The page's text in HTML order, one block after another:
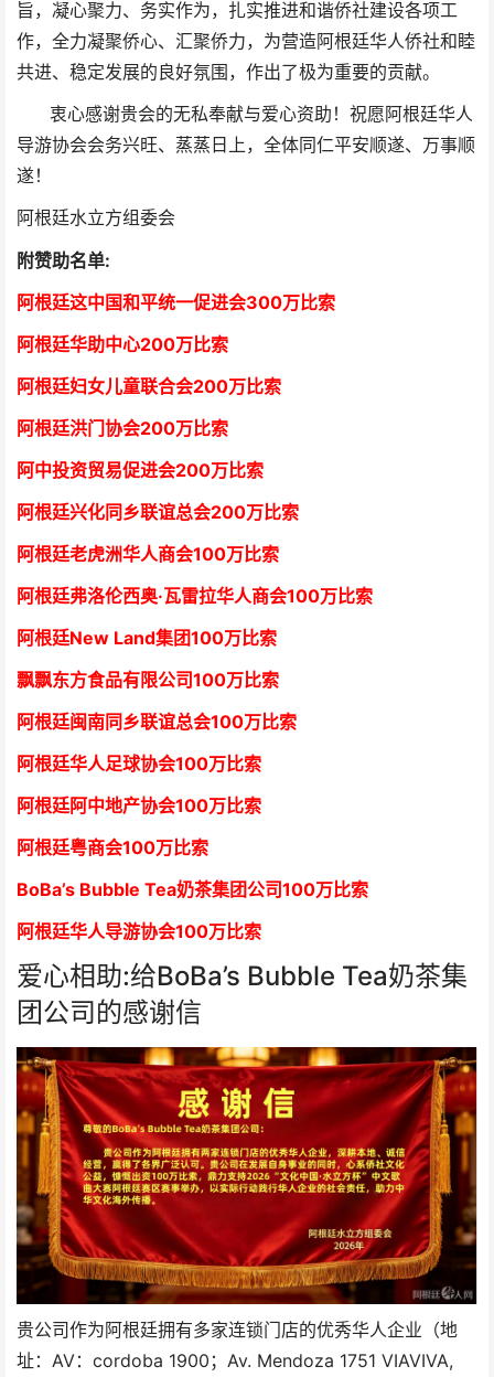
旨，凝心聚力、务实作为，扎实推进和谐侨社建设各项工
作，全力凝聚侨心、汇聚侨力，为营造阿根廷华人侨社和睦
共进、稳定发展的良好氛围，作出了极为重要的贡献。
衷心感谢贵会的无私奉献与爱心资助！祝愿阿根廷华人
导游协会会务兴旺、蒸蒸日上，全体同仁平安顺遂、万事顺
遂！
阿根廷水立方组委会
附赞助名单:
阿根廷这中国和平统一促进会300万比索
阿根廷华助中心200万比索
阿根廷妇女儿童联合会200万比索
阿根廷洪门协会200万比索
阿中投资贸易促进会200万比索
阿根廷兴化同乡联谊总会200万比索
阿根廷老虎洲华人商会100万比索
阿根廷弗洛伦西奥·瓦雷拉华人商会100万比索
阿根廷New Land集团100万比索
飘飘东方食品有限公司100万比索
阿根廷闽南同乡联谊总会100万比索
阿根廷华人足球协会100万比索
阿根廷阿中地产协会100万比索
阿根廷粤商会100万比索
BoBa’s Bubble Tea奶茶集团公司100万比索
阿根廷华人导游协会100万比索
爱心相助:给BoBa’s Bubble Tea奶茶集
团公司的感谢信
贵公司作为阿根廷拥有多家连锁门店的优秀华人企业（地
址：AV：cordoba 1900；Av. Mendoza 1751 VIAVIVA,